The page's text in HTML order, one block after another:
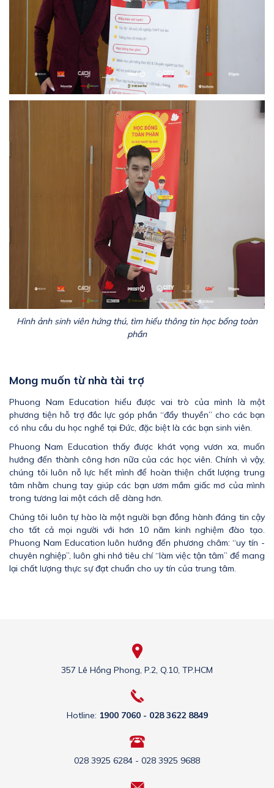
Hình ảnh sinh viên hứng thú, tìm hiểu thông tin học bổng toàn
phần
Mong muốn từ nhà tài trợ
Phuong Nam Education hiểu được vai trò của mình là một
phương tiện hỗ trợ đắc lực góp phần “đẩy thuyền” cho các bạn
có nhu cầu du học nghề tại Đức, đặc biệt là các bạn sinh viên.
Phuong Nam Education thấy được khát vọng vươn xa, muốn
hướng đến thành công hơn nữa của các học viên. Chính vì vậy,
chúng tôi luôn nỗ lực hết mình để hoàn thiện chất lượng trung
tâm nhằm chung tay giúp các bạn ươm mầm giấc mơ của mình
trong tương lai một cách dễ dàng hơn.
Chúng tôi luôn tự hào là một người bạn đồng hành đáng tin cậy
cho tất cả mọi người với hơn 10 năm kinh nghiệm đào tạo.
Phuong Nam Education luôn hướng đến phương châm: “uy tín -
chuyên nghiệp”, luôn ghi nhớ tiêu chí “làm việc tận tâm” để mang
lại chất lượng thực sự đạt chuẩn cho uy tín của trung tâm.
357 Lê Hồng Phong, P.2, Q.10, TP.HCM
Hotline: 1900 7060 - 028 3622 8849
028 3925 6284 - 028 3925 9688